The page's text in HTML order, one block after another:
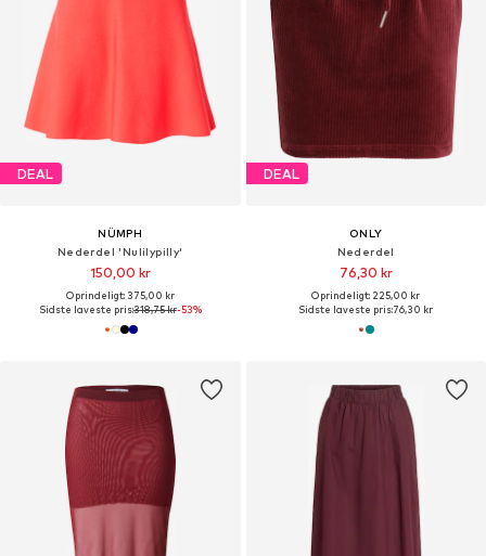
DEAL
NÜMPH
Nederdel 'Nulilypilly'
150,00 kr
Oprindeligt: 375,00 kr
Sidste laveste pris:318,75 kr-53%
DEAL
ONLY
Nederdel
76,30 kr
Oprindeligt: 225,00 kr
Sidste laveste pris:76,30 kr